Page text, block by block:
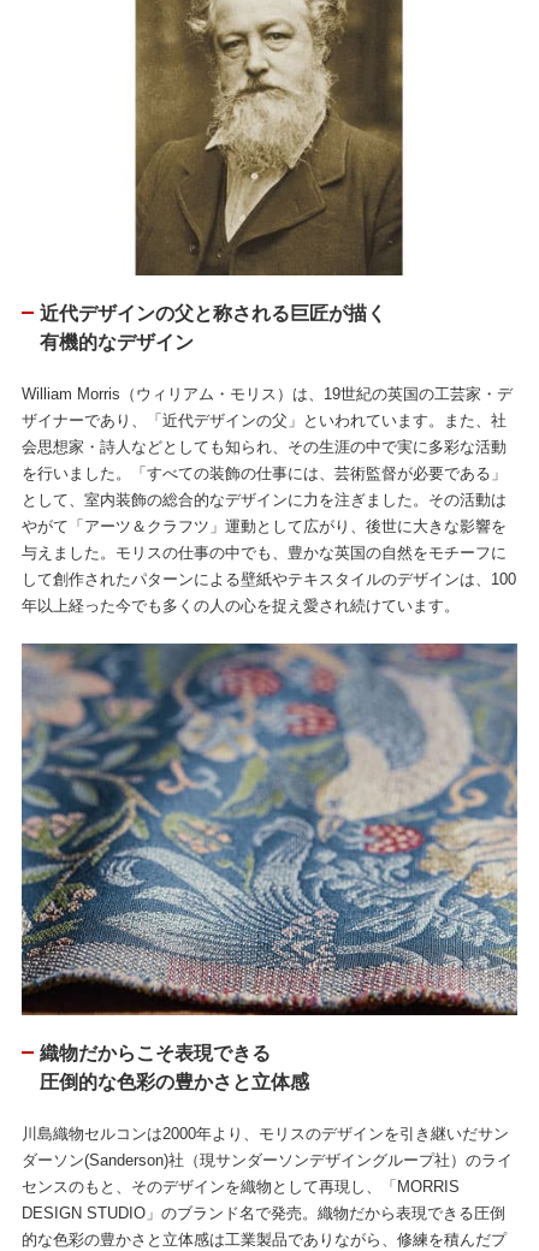
近代デザインの父と称される巨匠が描く
有機的なデザイン
William Morris（ウィリアム・モリス）は、19世紀の英国の工芸家・デ
ザイナーであり、「近代デザインの父」といわれています。また、社
会思想家・詩人などとしても知られ、その生涯の中で実に多彩な活動
を行いました。「すべての装飾の仕事には、芸術監督が必要である」
として、室内装飾の総合的なデザインに力を注ぎました。その活動は
やがて「アーツ＆クラフツ」運動として広がり、後世に大きな影響を
与えました。モリスの仕事の中でも、豊かな英国の自然をモチーフに
して創作されたパターンによる壁紙やテキスタイルのデザインは、100
年以上経った今でも多くの人の心を捉え愛され続けています。
織物だからこそ表現できる
圧倒的な色彩の豊かさと立体感
川島織物セルコンは2000年より、モリスのデザインを引き継いだサン
ダーソン(Sanderson)社（現サンダーソンデザイングループ社）のライ
センスのもと、そのデザインを織物として再現し、「MORRIS
DESIGN STUDIO」のブランド名で発売。織物だから表現できる圧倒
的な色彩の豊かさと立体感は工業製品でありながら、修練を積んだプ